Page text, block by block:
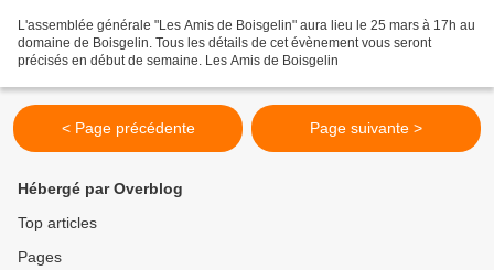
L'assemblée générale "Les Amis de Boisgelin" aura lieu le 25 mars à 17h au
domaine de Boisgelin. Tous les détails de cet évènement vous seront
précisés en début de semaine. Les Amis de Boisgelin
< Page précédente Page suivante >
Hébergé par Overblog
Top articles
Pages